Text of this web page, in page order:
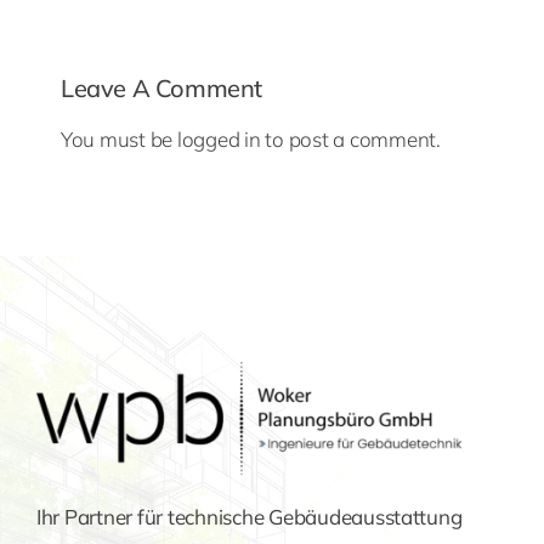
Leave A Comment
You must be logged into post a comment.
Ihr Partner für technische Gebäudeausstattung